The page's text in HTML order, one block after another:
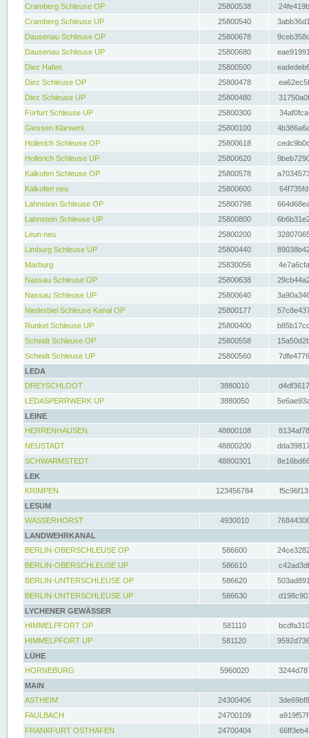
Cramberg Schleuse OP
25800538
Cramberg Schleuse UP
25800540
Dausenau Schleuse OP
25800678
Dausenau Schleuse UP
25800680
Diez Hafen
25800500
Diez Schleuse OP
25800478
Diez Schleuse UP
25800480
Fürfurt Schleuse UP
25800300
Giessen Klärwerk
25800100
Hollerich Schleuse OP
25800618
Hollerich Schleuse UP
25800620
Kalkofen Schleuse OP
25800578
Kalkofen neu
25800600
Lahnstein Schleuse OP
25800798
Lahnstein Schleuse UP
25800800
Leun neu
25800200
Limburg Schleuse UP
25800440
Marburg
25830056
Nassau Schleuse OP
25800638
Nassau Schleuse UP
25800640
Niederbiel Schleuse Kanal OP
25800177
Runkel Schleuse UP
25800400
Scheidt Schleuse OP
25800558
Scheidt Schleuse UP
25800560
LEDA
DREYSCHLOOT
3880010
LEDASPERRWERK UP
3880050
LEINE
HERRENHAUSEN
48800108
NEUSTADT
48800200
SCHWARMSTEDT
48800301
LEK
KRIMPEN
123456784
LESUM
WASSERHORST
4930010
LANDWEHRKANAL
BERLIN-OBERSCHLEUSE OP
586600
BERLIN-OBERSCHLEUSE UP
586610
BERLIN-UNTERSCHLEUSE OP
586620
BERLIN-UNTERSCHLEUSE UP
586630
LYCHENER GEWÄSSER
HIMMELPFORT OP
581110
HIMMELPFORT UP
581120
LÜHE
HORNEBURG
5960020
MAIN
ASTHEIM
24300406
FAULBACH
24700109
FRANKFURT OSTHAFEN
24700404